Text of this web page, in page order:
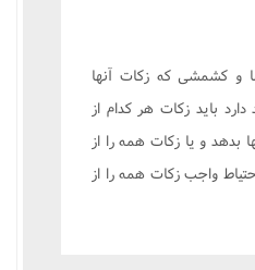
و کشمشى که زکات آنها
بايد زکات هر کدام از
بدهد و يا زکات همه را از
واجب زکات همه را از